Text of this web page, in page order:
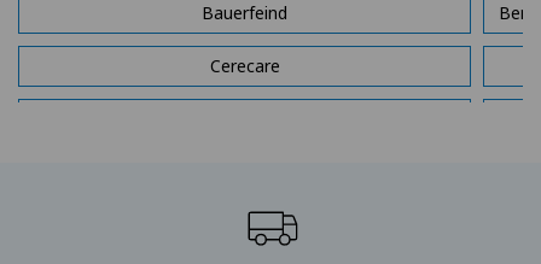
Bauerfeind
Cerecare
Igloo